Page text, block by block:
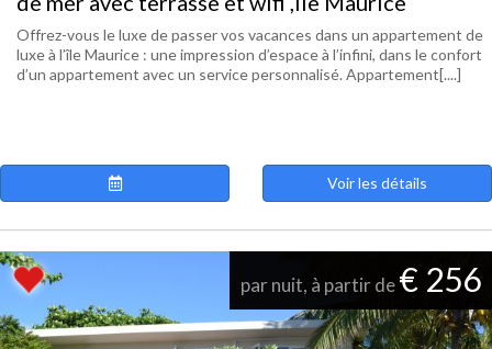
Offrez-vous le luxe de passer vos vacances dans un appartement de
luxe à l’île Maurice : une impression d’espace à l’infini, dans le confort
d’un appartement avec un service personnalisé. Appartement[....]
Voir les détails
par nuit, à partir de€ 256